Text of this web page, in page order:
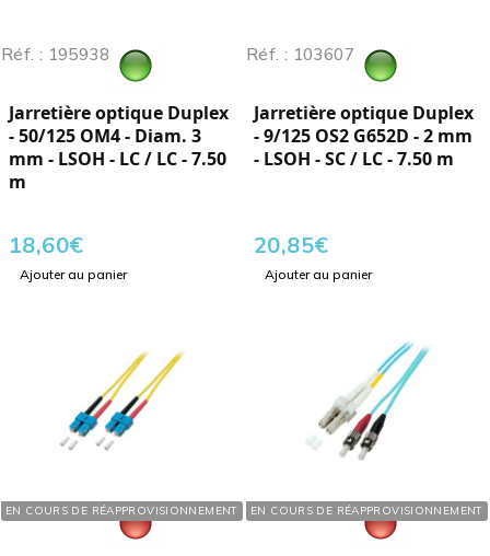
Réf. : 195938
Jarretière optique Duplex
- 50/125 OM4 - Diam. 3
mm - LSOH - LC / LC - 7.50
m
18,60€
Ajouter au panier
Réf. : 103607
Jarretière optique Duplex
- 9/125 OS2 G652D - 2 mm
- LSOH - SC / LC - 7.50 m
20,85€
Ajouter au panier
EN COURS DE RÉAPPROVISIONNEMENT
Réf. : 125137 EN COURS DE RÉAPPROVISIONNEMENT
Réf. : 195796